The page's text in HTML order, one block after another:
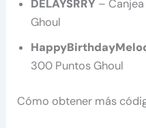
DELAYSRRY –
Ghoul
300 Puntos Ghoul
Cómo obtener más